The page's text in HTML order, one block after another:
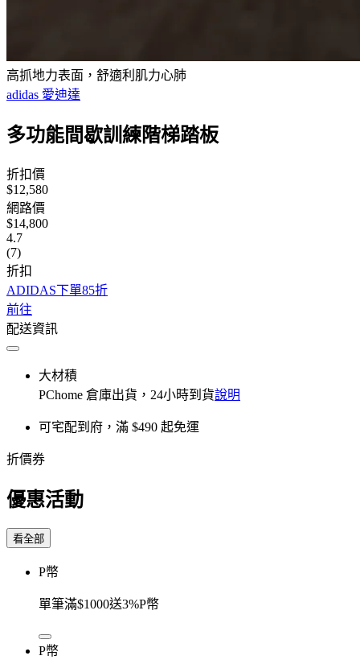
高抓地力表面，舒適利肌力心肺
adidas 愛迪達
多功能間歇訓練階梯踏板
折扣價
$12,580
網路價
$14,800
4.7
(7)
折扣
ADIDAS下單85折
前往
配送資訊
大材積
PChome 倉庫出貨，24小時到貨說明
可宅配到府，滿 $490 起免運
折價券
優惠活動
看全部
P幣
單筆滿$1000送3%P幣
P幣